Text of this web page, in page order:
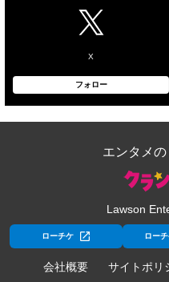
X
フォロー
エンタメ
Lawson
ローチケ ロー
会社概要 サイトポリ